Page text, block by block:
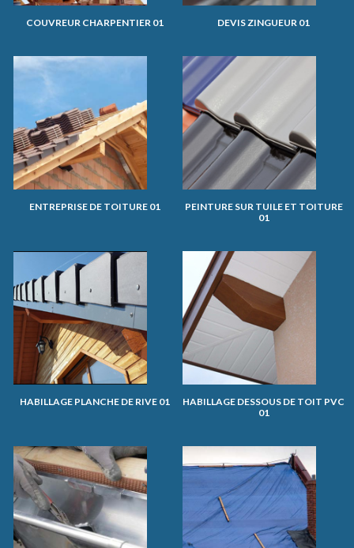
COUVREUR CHARPENTIER 01 DEVIS ZINGUEUR 01
ENTREPRISE DE TOITURE 01
PEINTURE SUR TUILE ET TOITURE
01
HABILLAGE PLANCHE DE RIVE 01
HABILLAGE DESSOUS DE TOIT PVC
01